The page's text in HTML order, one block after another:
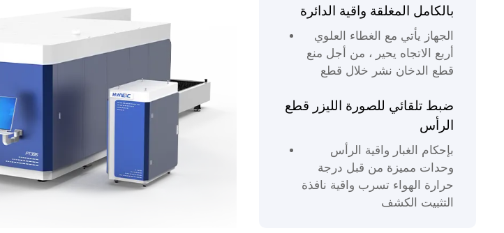
بالكامل المغلقة واقية الدائرة
الجهاز يأتي مع الغطاء العلوي
أربع الاتجاه يحير ، من أجل منع
قطع الدخان نشر خلال قطع
ضبط تلقائي للصورة الليزر قطع
الرأس
بإحكام الغبار واقية الرأس
وحدات مميزة من قبل درجة
حرارة الهواء تسرب واقية نافذة
التثبيت الكشف